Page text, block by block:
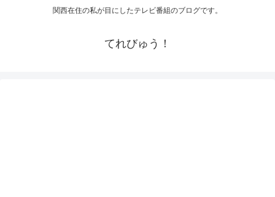
関西在住の私が目にしたテレビ番組のブログです。
てれびゅう！